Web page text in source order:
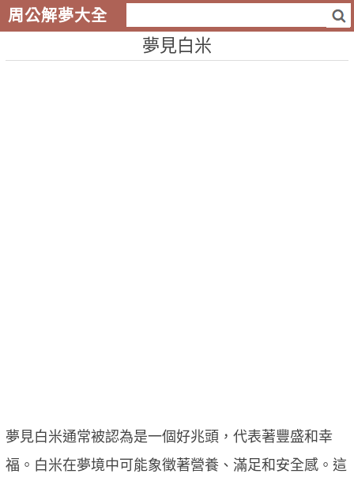
周公解夢大全
夢見白米
夢見白米通常被認為是一個好兆頭，代表著豐盛和幸
福。白米在夢境中可能象徵著營養、滿足和安全感。這